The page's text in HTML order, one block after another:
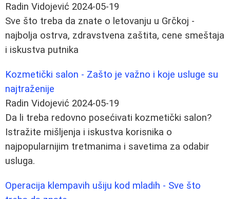
Radin Vidojević 2024-05-19
Sve što treba da znate o letovanju u Grčkoj -
najbolja ostrva, zdravstvena zaštita, cene smeštaja
i iskustva putnika
Kozmetički salon - Zašto je važno i koje usluge su
najtraženije
Radin Vidojević 2024-05-19
Da li treba redovno posećivati kozmetički salon?
Istražite mišljenja i iskustva korisnika o
najpopularnijim tretmanima i savetima za odabir
usluga.
Operacija klempavih ušiju kod mladih - Sve što